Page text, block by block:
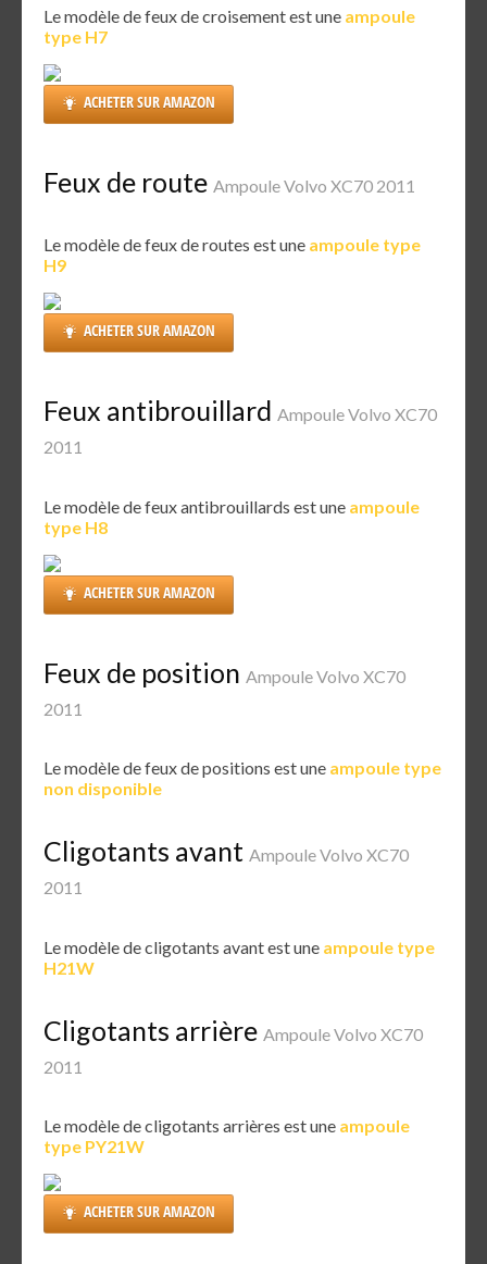
Le modèle de feux de croisement est une ampoule
type H7
ACHETER SUR AMAZON
Feux de route Ampoule Volvo XC70 2011
Le modèle de feux de routes est une ampoule type
H9
ACHETER SUR AMAZON
Feux antibrouillard Ampoule Volvo XC70
2011
Le modèle de feux antibrouillards est une ampoule
type H8
ACHETER SUR AMAZON
Feux de position Ampoule Volvo XC70
2011
Le modèle de feux de positions est une ampoule type
non disponible
Cligotants avant Ampoule Volvo XC70
2011
Le modèle de cligotants avant est une ampoule type
H21W
Cligotants arrière Ampoule Volvo XC70
2011
Le modèle de cligotants arrières est une ampoule
type PY21W
ACHETER SUR AMAZON